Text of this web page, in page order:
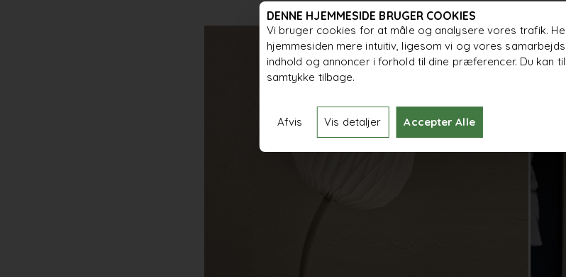
DENNE HJEMMESIDE BRUGER COOKIES
Vi bruger cookies for at måle og analysere vores trafik.
hjemmesiden mere intuitiv, ligesom vi og vores
indhold og annoncer i forhold til dine præferencer. Du kan
samtykke tilbage.
Afvis Vis detaljer Accepter Alle